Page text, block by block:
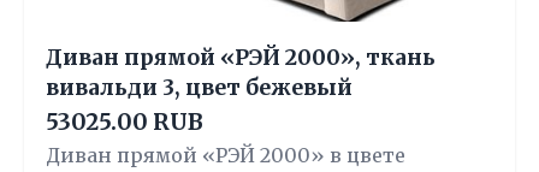
Диван прямой «РЭЙ 2000», ткань
вивальди 3, цвет бежевый
53025.00 RUB
Диван прямой «РЭЙ 2000» в цвете